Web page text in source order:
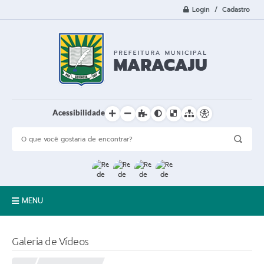
Login / Cadastro
Acessibilidade
MENU
Galeria de Vídeos